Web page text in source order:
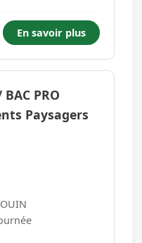
former est
et de la maint...
En savoir plus
PRO
Paysagers